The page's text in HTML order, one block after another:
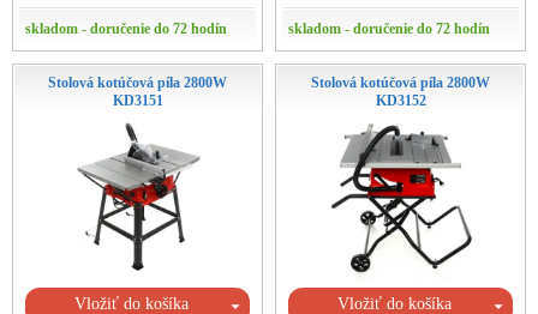
skladom - doručenie do 72 hodín skladom - doručenie do 72 hodín
Stolová kotúčová píla 2800W
KD3151
Vložiť do košíka
Stolová kotúčová píla 2800W
KD3152
Vložiť do košíka